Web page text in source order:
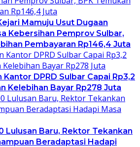
Mamuju Usut Dugaan
Kebersihan Pemprov Sulbar,
Pembayaran Rp146,4 Juta
DPRD Sulbar Capai Rp3,2
Kelebihan Bayar Rp278 Juta
Lulusan Baru, Rektor Tekankan
Beradaptasi Hadapi